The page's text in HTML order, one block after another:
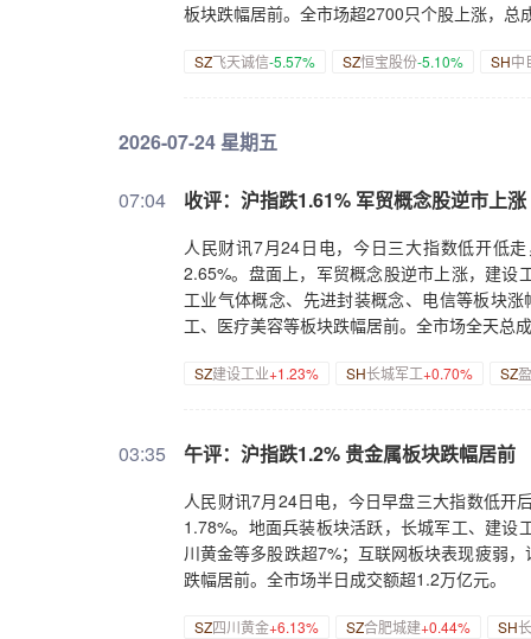
板块跌幅居前。全市场超2700只个股上涨，总
SZ飞天诚信-5.57% SZ恒宝股份-5.10% SH中
2026-07-24 星期五
07:04 收评：沪指跌1.61% 军贸概念股逆市上涨
人民财讯7月24日电，今日三大指数低开低
2.65%。盘面上，军贸概念股逆市上涨，建设
工业气体概念、先进封装概念、电信等板块
工、医疗美容等板块跌幅居前。全市场全天总
SZ建设工业+1.23% SH长城军工+0.70% SZ
03:35 午评：沪指跌1.2% 贵金属板块跌幅居前
人民财讯7月24日电，今日早盘三大指数低开
1.78%。地面兵装板块活跃，长城军工、建
川黄金等多股跌超7%；互联网板块表现疲弱
跌幅居前。全市场半日成交额超1.2万亿元。
SZ四川黄金+6.13% SZ合肥城建+0.44% SH